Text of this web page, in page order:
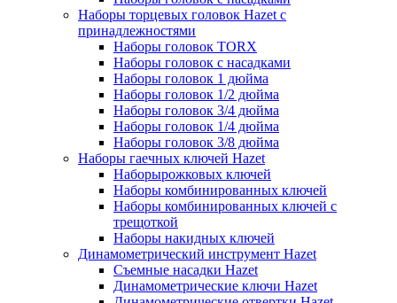
Наборы торцевых головок Hazet с
принадлежностями
Наборы головок TORX
Наборы головок с насадками
Наборы головок 1 дюйма
Наборы головок 1/2 дюйма
Наборы головок 3/4 дюйма
Наборы головок 1/4 дюйма
Наборы головок 3/8 дюйма
Наборы гаечных ключей Hazet
Наборырожковых ключей
Наборы комбинированных ключей
Наборы комбинированных ключей с
трещоткой
Наборы накидных ключей
Динамометрический инструмент Hazet
Съемные насадки Hazet
Динамометрические ключи Hazet